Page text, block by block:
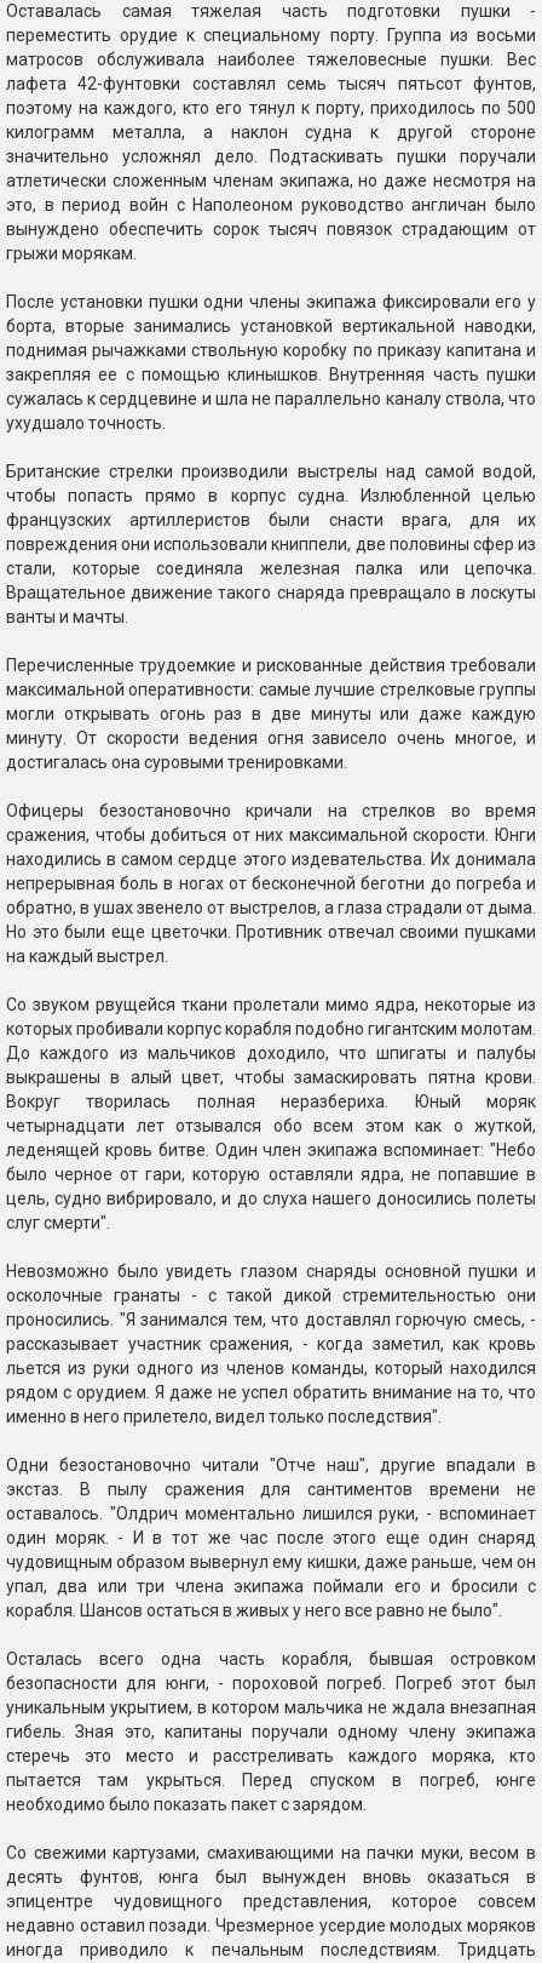
Оставалась самая тяжелая часть подготовки пушки -
переместить орудие к специальному порту. Группа из восьми
матросов обслуживала наиболее тяжеловесные пушки. Вес
лафета 42-фунтовки составлял семь тысяч пятьсот фунтов,
поэтому на каждого, кто его тянул к порту, приходилось по 500
килограмм металла, а наклон судна к другой стороне
значительно усложнял дело. Подтаскивать пушки поручали
атлетически сложенным членам экипажа, но даже несмотря на
это, в период войн с Наполеоном руководство англичан было
вынуждено обеспечить сорок тысяч повязок страдающим от
грыжи морякам.
После установки пушки одни члены экипажа фиксировали его у
борта, вторые занимались установкой вертикальной наводки,
поднимая рычажками ствольную коробку по приказу капитана и
закрепляя ее с помощью клинышков. Внутренняя часть пушки
сужалась к сердцевине и шла не параллельно каналу ствола, что
ухудшало точность.
Британские стрелки производили выстрелы над самой водой,
чтобы попасть прямо в корпус судна. Излюбленной целью
французских артиллеристов были снасти врага, для их
повреждения они использовали книппели, две половины сфер из
стали, которые соединяла железная палка или цепочка.
Вращательное движение такого снаряда превращало в лоскуты
ванты и мачты.
Перечисленные трудоемкие и рискованные действия требовали
максимальной оперативности: самые лучшие стрелковые группы
могли открывать огонь раз в две минуты или даже каждую
минуту. От скорости ведения огня зависело очень многое, и
достигалась она суровыми тренировками.
Офицеры безостановочно кричали на стрелков во время
сражения, чтобы добиться от них максимальной скорости. Юнги
находились в самом сердце этого издевательства. Их донимала
непрерывная боль в ногах от бесконечной беготни до погреба и
обратно, в ушах звенело от выстрелов, а глаза страдали от дыма.
Но это были еще цветочки. Противник отвечал своими пушками
на каждый выстрел.
Со звуком рвущейся ткани пролетали мимо ядра, некоторые из
которых пробивали корпус корабля подобно гигантским молотам.
До каждого из мальчиков доходило, что шпигаты и палубы
выкрашены в алый цвет, чтобы замаскировать пятна крови.
Вокруг творилась полная неразбериха. Юный моряк
четырнадцати лет отзывался обо всем этом как о жуткой,
леденящей кровь битве. Один член экипажа вспоминает: "Небо
было черное от гари, которую оставляли ядра, не попавшие в
цель, судно вибрировало, и до слуха нашего доносились полеты
слуг смерти".
Невозможно было увидеть глазом снаряды основной пушки и
осколочные гранаты - с такой дикой стремительностью они
проносились. "Я занимался тем, что доставлял горючую смесь, -
рассказывает участник сражения, - когда заметил, как кровь
льется из руки одного из членов команды, который находился
рядом с орудием. Я даже не успел обратить внимание на то, что
именно в него прилетело, видел только последствия".
Одни безостановочно читали "Отче наш", другие впадали в
экстаз. В пылу сражения для сантиментов времени не
оставалось. "Олдрич моментально лишился руки, - вспоминает
один моряк. - И в тот же час после этого еще один снаряд
чудовищным образом вывернул ему кишки, даже раньше, чем он
упал, два или три члена экипажа поймали его и бросили с
корабля. Шансов остаться в живых у него все равно не было".
Осталась всего одна часть корабля, бывшая островком
безопасности для юнги, - пороховой погреб. Погреб этот был
уникальным укрытием, в котором мальчика не ждала внезапная
гибель. Зная это, капитаны поручали одному члену экипажа
стеречь это место и расстреливать каждого моряка, кто
пытается там укрыться. Перед спуском в погреб, юнге
необходимо было показать пакет с зарядом.
Со свежими картузами, смахивающими на пачки муки, весом в
десять фунтов, юнга был вынужден вновь оказаться в
эпицентре чудовищного представления, которое совсем
недавно оставил позади. Чрезмерное усердие молодых моряков
иногда приводило к печальным последствиям. Тридцать